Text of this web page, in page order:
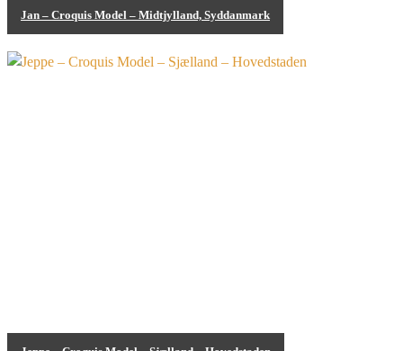
Croquis Model
Jan – Croquis Model – Midtjylland, Syddanmark